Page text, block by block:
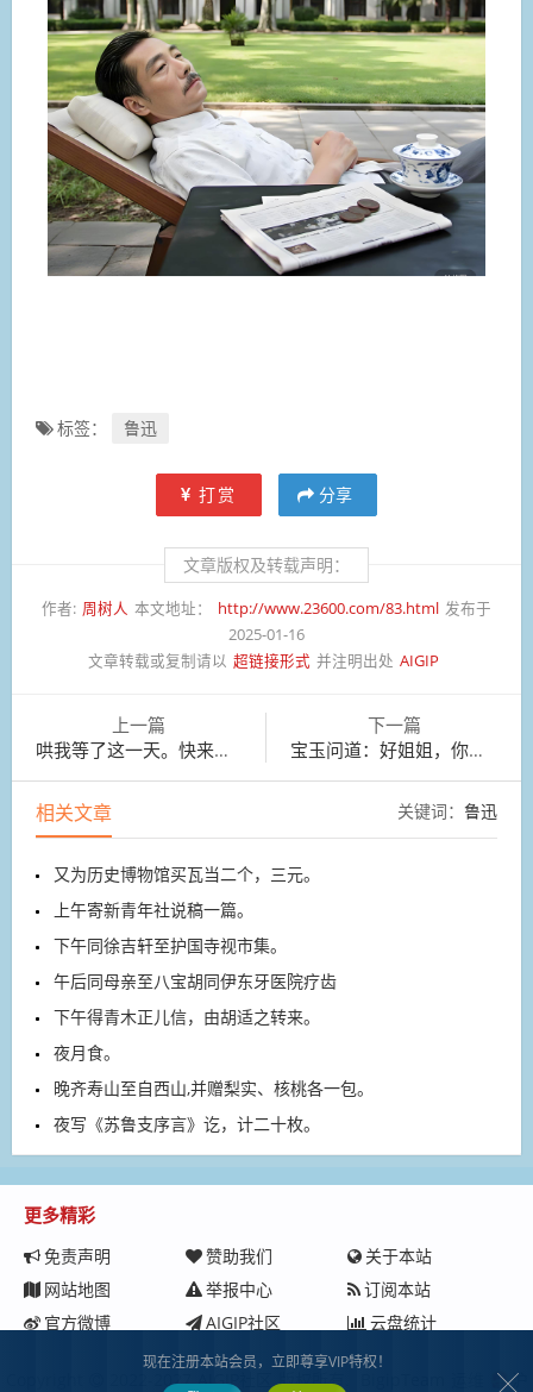
标签： 鲁迅
打赏 分享
文章版权及转载声明：
作者: 周树人 本文地址： http://www.23600.com/83.html 发布于
2025-01-16
文章转载或复制请以 超链接形式 并注明出处 AIGIP
上一篇
哄我等了这一天。快来给我写完了这些墨才算呢！
下一篇
宝玉问道：好姐姐，你怎么又不喜欢了？难道怕我上学去，撂的你们清冷了不成？
相关文章 关键词： 鲁迅
又为历史博物馆买瓦当二个，三元。
上午寄新青年社说稿一篇。
下午同徐吉轩至护国寺视市集。
午后同母亲至八宝胡同伊东牙医院疗齿
下午得青木正儿信，由胡适之转来。
夜月食。
晚齐寿山至自西山,并赠梨实、核桃各一包。
夜写《苏鲁支序言》讫，计二十枚。
更多精彩
免责声明 赞助我们
关于本站
网站地图
举报中心
订阅本站
官方微博
AIGIP社区 云盘统计
2022-2027 AIGIP社区 版权所有. 沪
现在注册本站会员，立即尊享VIP特权！